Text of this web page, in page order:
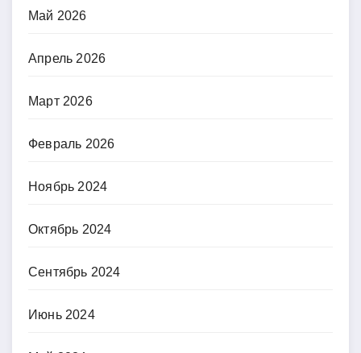
Май 2026
Апрель 2026
Март 2026
Февраль 2026
Ноябрь 2024
Октябрь 2024
Сентябрь 2024
Июнь 2024